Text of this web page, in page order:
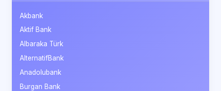
Akbank
Aktif Bank
Albaraka Türk
AlternatifBank
Anadolubank
Burgan Bank